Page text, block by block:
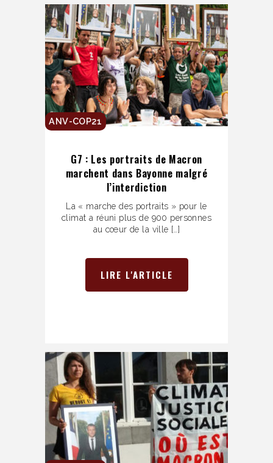
ANV-COP21
G7 : Les portraits de Macron
marchent dans Bayonne malgré
l’interdiction
La « marche des portraits » pour le
climat a réuni plus de 900 personnes
au cœur de la ville […]
LIRE L'ARTICLE